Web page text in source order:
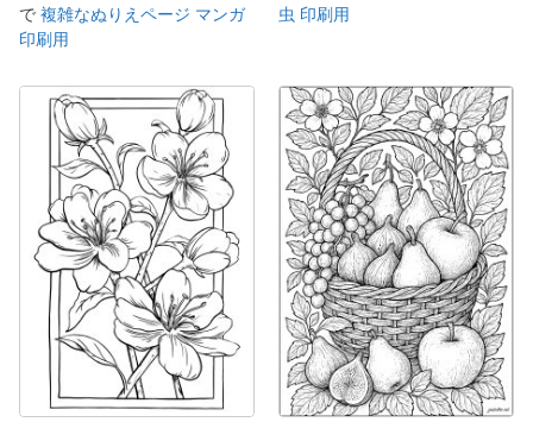
で 複雑なぬりえページ マンガ
印刷用
虫 印刷用